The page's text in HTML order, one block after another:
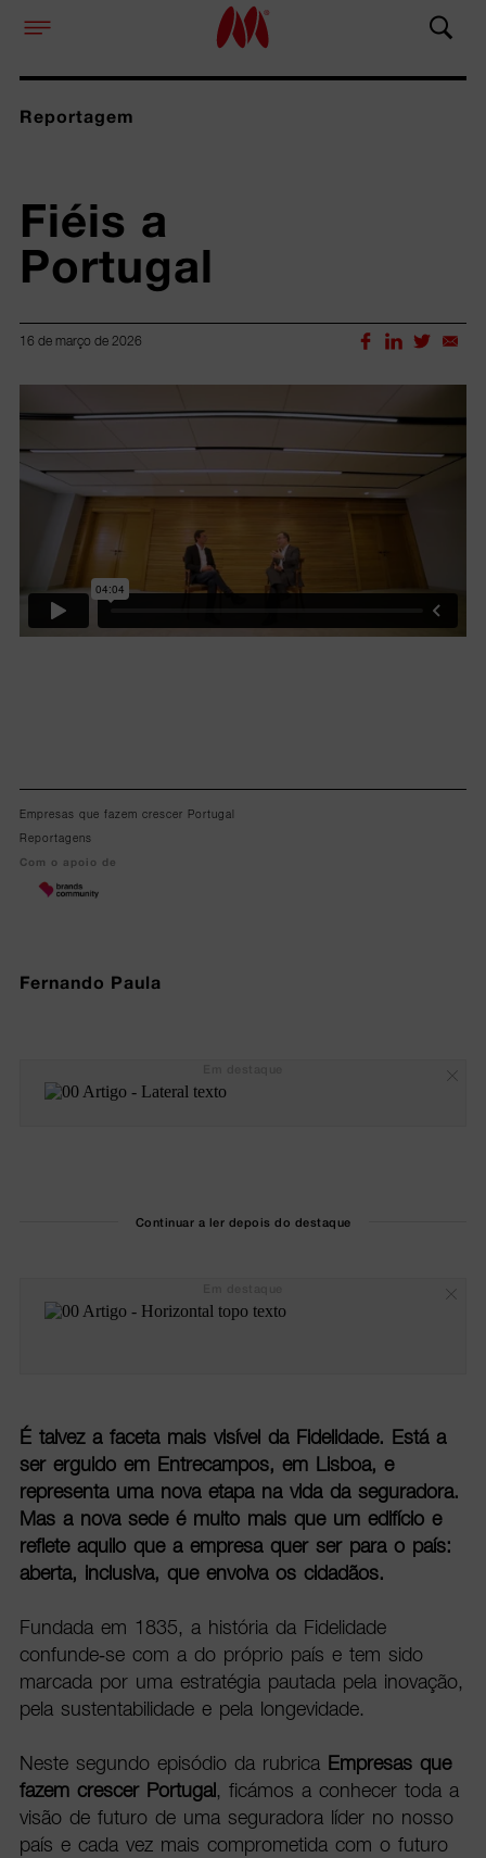
Reportagem
Fiéis a
Portugal
16 de março de 2026
Lorem ipsum dolor sit amet, consectetur adipiscing elit.
Empresas que fazem crescer Portugal
Reportagens
Com o apoio de
Fernando Paula
Continuar a ler depois do destaque
É talvez a faceta mais visível da Fidelidade. Está a
ser erguido em Entrecampos, em Lisboa, e
representa uma nova etapa na vida da seguradora.
Mas a nova sede é muito mais que um edifício e
reflete aquilo que a empresa quer ser para o país:
aberta, inclusiva, que envolva os cidadãos.
Fundada em 1835, a história da Fidelidade
confunde-se com a do próprio país e tem sido
marcada por uma estratégia pautada pela inovação,
pela sustentabilidade e pela longevidade.
Neste segundo episódio da rubrica Empresas que
fazem crescer Portugal, ficámos a conhecer toda a
visão de futuro de uma seguradora líder no nosso
país e cada vez mais comprometida com o futuro